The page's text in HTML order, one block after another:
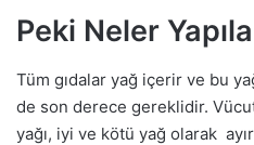
Peki Neler
Tüm gıdalar yağ içerir ve bu
de son derece gereklidir.
yağı, iyi ve kötü yağ olarak